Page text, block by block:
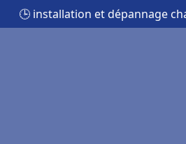
🕒 installation et dépannage